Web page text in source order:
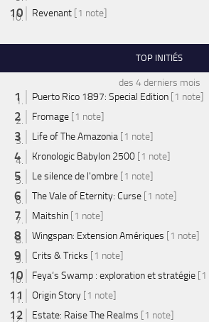
Revenant [1 note]
TOP INITIÉS
des 4 derniers mois
Puerto Rico 1897: Special Edition [1 note]
Fromage [1 note]
Life of The Amazonia [1 note]
Kronologic Babylon 2500 [1 note]
Le silence de l'ombre [1 note]
The Vale of Eternity: Curse [1 note]
Maitshin [1 note]
Wingspan: Extension Amériques [1 note]
Crits & Tricks [1 note]
Feya’s Swamp : exploration et stratégie [1
Origin Story [1 note]
Estate: Raise The Realms [1 note]